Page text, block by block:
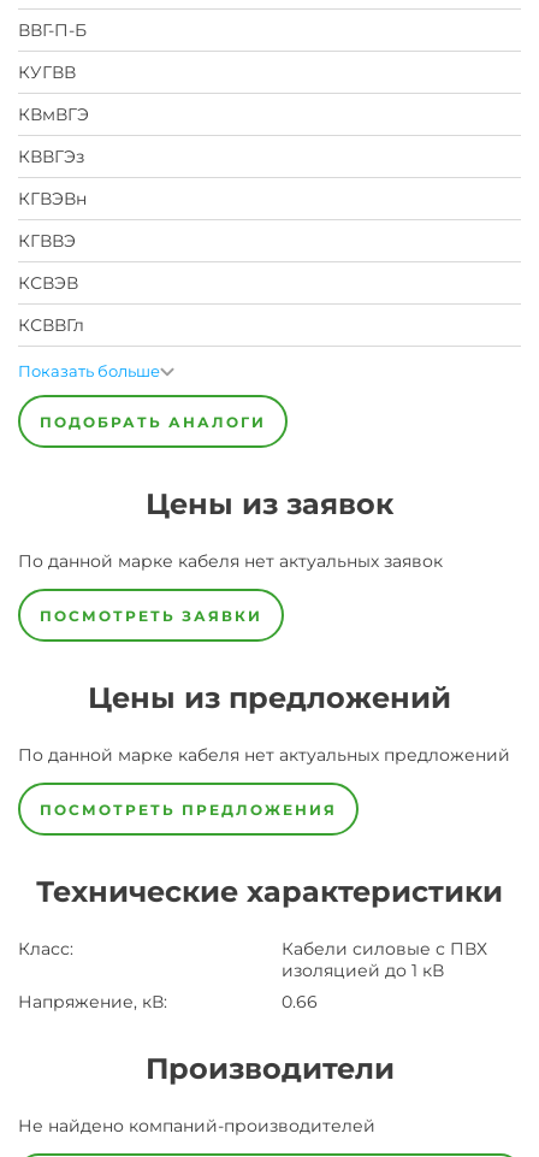
ВВГ-П-Б
КУГВВ
КВмВГЭ
КВВГЭз
КГВЭВн
КГВВЭ
КСВЭВ
КСВВГл
Показать больше
ПОДОБРАТЬ АНАЛОГИ
Цены из заявок
По данной марке кабеля нет актуальных заявок
ПОСМОТРЕТЬ ЗАЯВКИ
Цены из предложений
По данной марке кабеля нет актуальных предложений
ПОСМОТРЕТЬ ПРЕДЛОЖЕНИЯ
Технические характеристики
Класс:
Кабели силовые с ПВХ
изоляцией до 1 кВ
Напряжение, кВ: 0.66
Производители
ЗаводЗавод-
Не найдено компаний-производителей